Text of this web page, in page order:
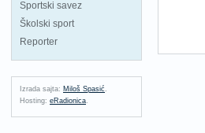
Sportski savez
Školski sport
Reporter
Izrada sajta: Miloš Spasić .
Hosting: eRadionica.